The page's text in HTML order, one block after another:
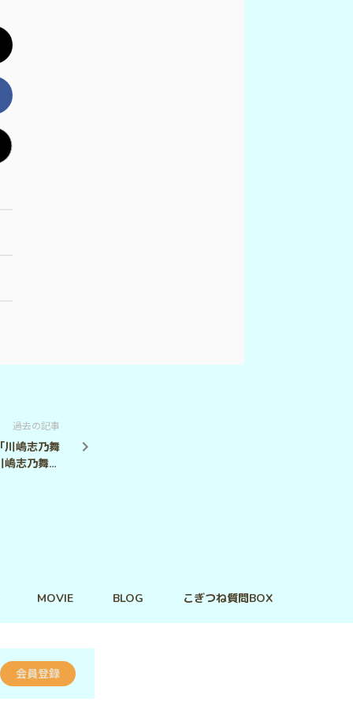
過去の記事
川嶋志乃舞
嶋志乃舞）
MOVIE BLOG こぎつね質問BOX
会員登録